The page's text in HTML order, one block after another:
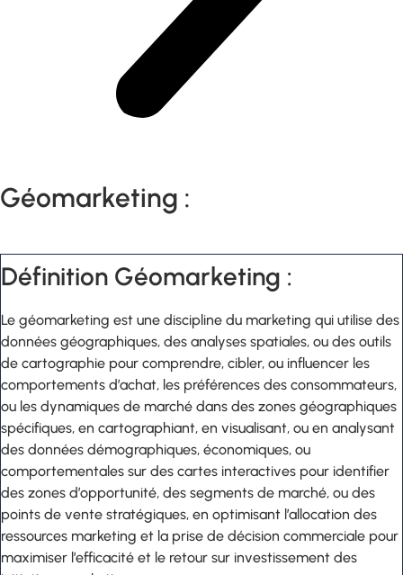
Géomarketing :
Définition Géomarketing :
Le géomarketing est une discipline du marketing qui utilise des
données géographiques, des analyses spatiales, ou des outils
de cartographie pour comprendre, cibler, ou influencer les
comportements d’achat, les préférences des consommateurs,
ou les dynamiques de marché dans des zones géographiques
spécifiques, en cartographiant, en visualisant, ou en analysant
des données démographiques, économiques, ou
comportementales sur des cartes interactives pour identifier
des zones d’opportunité, des segments de marché, ou des
points de vente stratégiques, en optimisant l’allocation des
ressources marketing et la prise de décision commerciale pour
maximiser l’efficacité et le retour sur investissement des